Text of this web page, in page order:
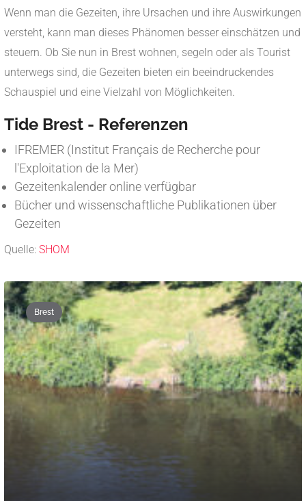
Wenn man die Gezeiten, ihre Ursachen und ihre Auswirkungen
versteht, kann man dieses Phänomen besser einschätzen und
steuern. Ob Sie nun in Brest wohnen, segeln oder als Tourist
unterwegs sind, die Gezeiten bieten ein beeindruckendes
Schauspiel und eine Vielzahl von Möglichkeiten.
Tide Brest - Referenzen
IFREMER (Institut Français de Recherche pour
l'Exploitation de la Mer)
Gezeitenkalender online verfügbar
Bücher und wissenschaftliche Publikationen über
Gezeiten
Quelle: SHOM
Brest